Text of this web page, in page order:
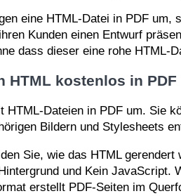
eine HTML-Datei in PDF
Kunden einen Entwurf
dass dieser eine rohe HTML-
HTML kostenlos in
HTML-Dateien in PDF um. Sie
Bildern und Stylesheets
Sie, wie das HTML
und Kein JavaScript.
erstellt PDF-Seiten im